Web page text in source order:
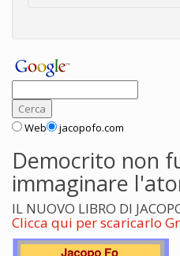
Web jacopofo.com
Democrito non
immaginare
IL NUOVO LIBRO DI
Clicca qui per scaricarlo